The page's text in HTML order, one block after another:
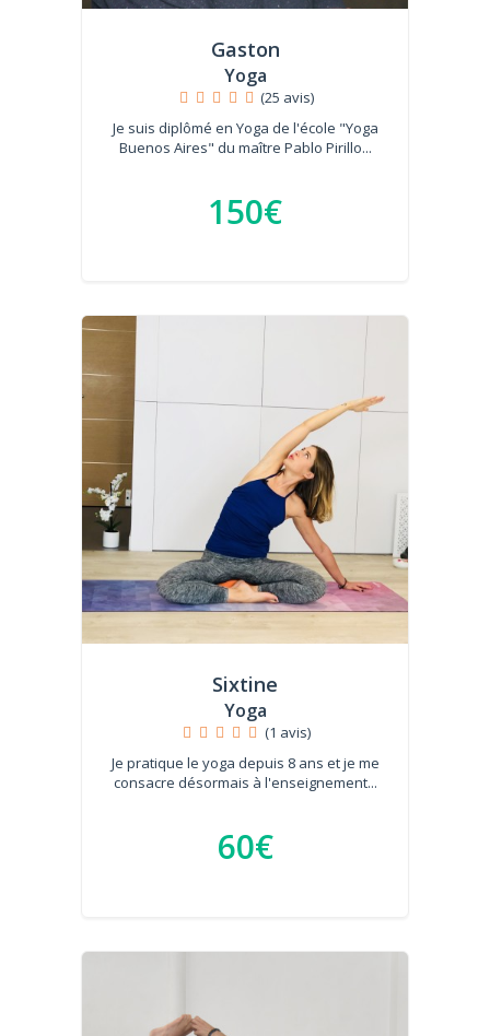
Gaston
Yoga
(25 avis)
Je suis diplômé en Yoga de l'école "Yoga
Buenos Aires" du maître Pablo Pirillo...
150€
Sixtine
Yoga
(1 avis)
Je pratique le yoga depuis 8 ans et je me
consacre désormais à l'enseignement...
60€